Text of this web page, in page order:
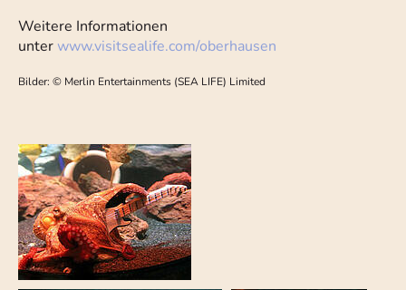
Weitere Informationen
unterwww.visitsealife.com/oberhausen
Bilder: © Merlin Entertainments (SEA LIFE) Limited